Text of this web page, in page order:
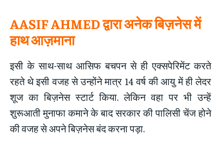
AASIF AHMED द्वारा अनेक बिज़नेस में
हाथ आज़माना
इसी के साथ-साथ आसिफ बचपन से ही एक्सपेरिमेंट करते
रहते थे इसी वजह से उन्होंने मात्र 14 वर्ष की आयु में ही लेदर
शूज का बिज़नेस स्टार्ट किया. लेकिन वहा पर भी उन्हें
शुरूआती मुनाफा कमाने के बाद सरकार की पालिसी चेंज होने
की वजह से अपने बिज़नेस बंद करना पड़ा.